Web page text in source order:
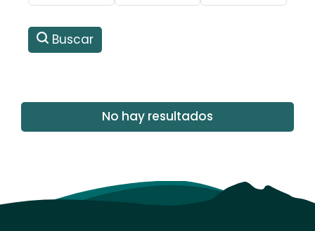
Buscar
No hay resultados